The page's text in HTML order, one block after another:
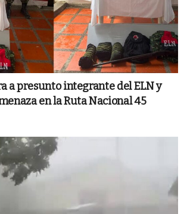
a presunto integrante del ELN y
en la Ruta Nacional 45